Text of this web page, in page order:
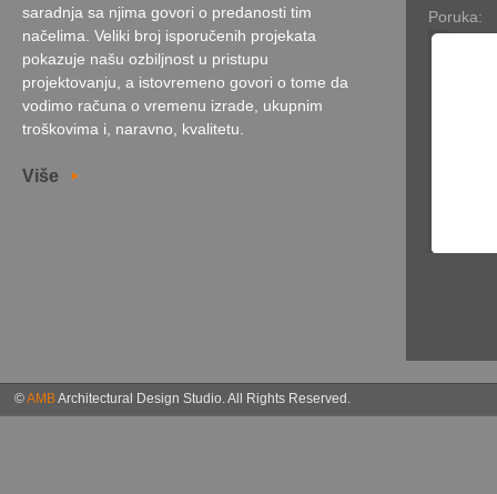
saradnja sa njima govori o predanosti tim
načelima. Veliki broj isporučenih projekata
pokazuje našu ozbiljnost u pristupu
projektovanju, a istovremeno govori o tome da
vodimo računa o vremenu izrade, ukupnim
troškovima i, naravno, kvalitetu.
Više
Poruka:
©AMBArchitectural Design Studio. All Rights Reserved.